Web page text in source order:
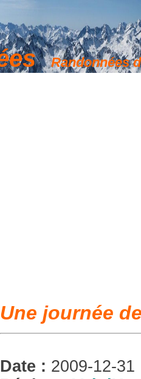
Une journée
Date : 2009-12-31